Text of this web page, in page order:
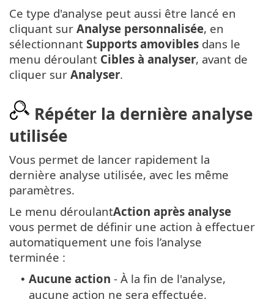
Ce type d'analyse peut aussi être lancé en
cliquant sur Analyse personnalisée, en
sélectionnant Supports amovibles dans le
menu déroulant Cibles à analyser, avant de
cliquer sur Analyser.
Répéter la dernière analyse
utilisée
Vous permet de lancer rapidement la
dernière analyse utilisée, avec les même
paramètres.
Le menu déroulantAction après analyse
vous permet de définir une action à effectuer
automatiquement une fois l’analyse
terminée :
• Aucune action - À la fin de l'analyse,
aucune action ne sera effectuée.